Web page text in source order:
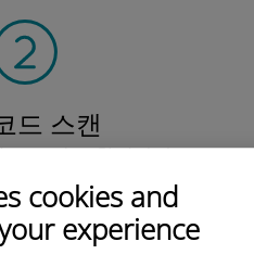
cookies and
experience
드 스캔
요금제를 활성화하고
치하세요. 간단합니다!